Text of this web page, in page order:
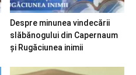
Despre minunea vindecării
slăbănogului din Capernaum
și Rugăciunea inimii